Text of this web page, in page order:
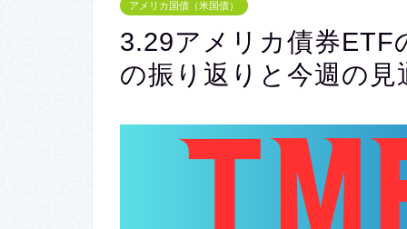
アメリカ国債（米国債）
3.29アメリカ債券ETF
の振り返りと今週の見